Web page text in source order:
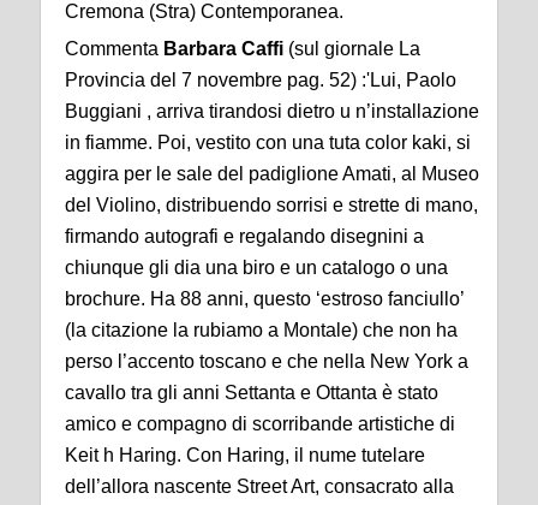
Cremona (Stra) Contemporanea.
Commenta Barbara Caffi (sul giornale La
Provincia del 7 novembre pag. 52) :'Lui, Paolo
Buggiani , arriva tirandosi dietro u n’installazione
in fiamme. Poi, vestito con una tuta color kaki, si
aggira per le sale del padiglione Amati, al Museo
del Violino, distribuendo sorrisi e strette di mano,
firmando autografi e regalando disegnini a
chiunque gli dia una biro e un catalogo o una
brochure. Ha 88 anni, questo ‘estroso fanciullo’
(la citazione la rubiamo a Montale) che non ha
perso l’accento toscano e che nella New York a
cavallo tra gli anni Settanta e Ottanta è stato
amico e compagno di scorribande artistiche di
Keit h Haring. Con Haring, il nume tutelare
dell’allora nascente Street Art, consacrato alla